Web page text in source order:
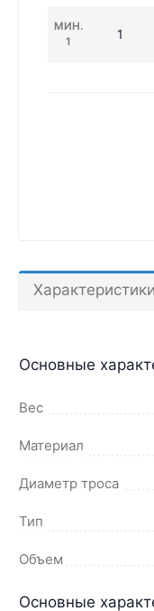
МИН.
1
Характеристики
Основные
Вес
Материал
Диаметр троса
Тип
Объем
Основные